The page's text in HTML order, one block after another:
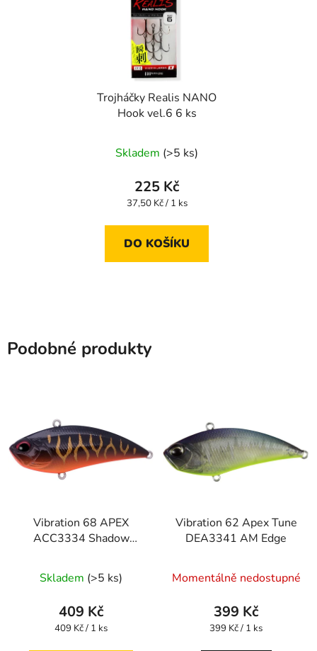
Trojháčky Realis NANO
Hook vel.6 6 ks
Skladem (>5 ks)
225 Kč
Měrná
37,50 Kč / 1 ks
DO KOŠÍKU
Podobné produkty
Vibration 68 APEX
ACC3334 Shadow
Skladem (>5 ks)
409 Kč
Měrná
409 Kč / 1 ks
Vibration 62 Apex Tune
DEA3341 AM Edge
Momentálně nedostupné
399 Kč
Měrná
399 Kč / 1 ks